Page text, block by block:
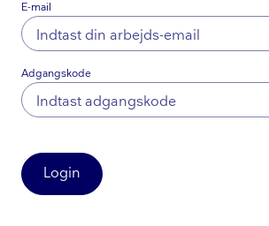
E-mail
Adgangskode
Login